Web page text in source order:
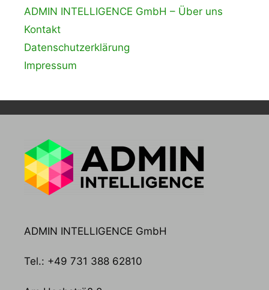
ADMIN INTELLIGENCE GmbH – Über uns
Kontakt
Datenschutzerklärung
Impressum
ADMIN INTELLIGENCE GmbH
Tel.: +49 731 388 62810